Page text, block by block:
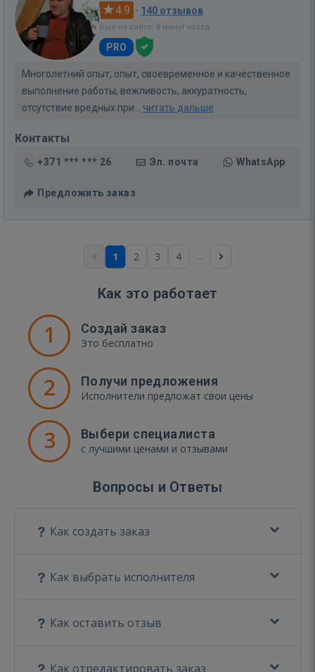
4.9 · 140 отзывов
Был на сайте: 8 минут назад
PRO
Многолетний опыт, опыт, своевременное и качественное
выполнение работы, вежливость, аккуратность,
отсутствие вредных при... читать дальше
Контакты
+371 *** *** 26 Эл. почта WhatsApp
Предложить заказ
1 2 3 4 ...
Как это работает
1 Создай заказ
Это бесплатно
2 Получи предложения
Исполнители предложат свои цены
3 Выбери специалиста
с лучшими ценами и отзывами
Вопросы и Ответы
Как создать заказ
Как выбрать исполнителя
Как оставить отзыв
Как отредактировать заказ